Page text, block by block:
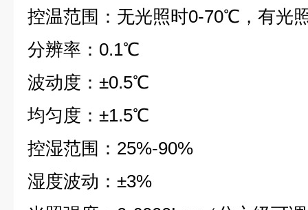
控温范围：无光照时0-70℃，有光
分辨率：0.1℃
波动度：±0.5℃
均匀度：±1.5℃
控湿范围：25%-90%
湿度波动：±3%